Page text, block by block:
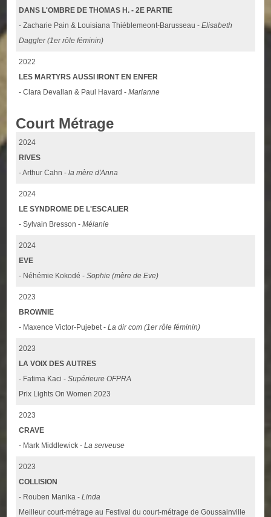
DANS L'OMBRE DE THOMAS H. - 2E PARTIE
- Zacharie Pain & Louisiana Thiéblemeont-Barusseau -Elisabeth
Daggler (1er rôle féminin)
2022
LES MARTYRS AUSSI IRONT EN ENFER
- Clara Devallan & Paul Havard -Marianne
Court Métrage
2024
RIVES
- Arthur Cahn -la mère d'Anna
2024
LE SYNDROME DE L'ESCALIER
- Sylvain Bresson -Mélanie
2024
EVE
- Néhémie Kokodé -Sophie (mère de Eve)
2023
BROWNIE
- Maxence Victor-Pujebet -La dir com (1er rôle féminin)
2023
LA VOIX DES AUTRES
- Fatima Kaci -Supérieure OFPRA
Prix Lights On Women 2023
2023
CRAVE
- Mark Middlewick -La serveuse
2023
COLLISION
- Rouben Manika -Linda
Meilleur court-métrage au Festival du court-métrage de Goussainville